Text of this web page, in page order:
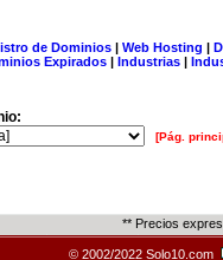
de Dominios| Web Hosting |
Expirados | Industrias |
[Pág.
** Precios
© 2002/2022 Solo10.com